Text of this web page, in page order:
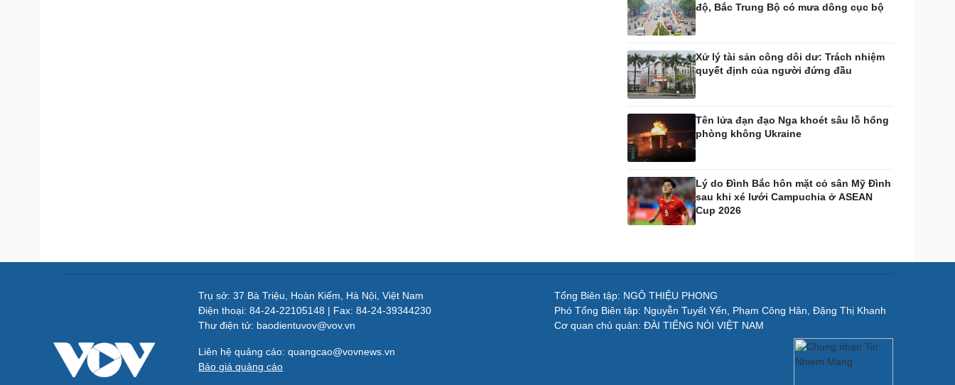
độ, Bắc Trung Bộ có mưa dông cục bộ
Xử lý tài sản công dôi dư: Trách nhiệm
quyết định của người đứng đầu
Tên lửa đạn đạo Nga khoét sâu lỗ hổng
phòng không Ukraine
Lý do Đình Bắc hôn mặt cỏ sân Mỹ Đình
sau khi xé lưới Campuchia ở ASEAN
Cup 2026
Trụ sở: 37 Bà Triệu, Hoàn Kiếm, Hà Nội, Việt Nam
Điện thoại: 84-24-22105148 | Fax: 84-24-39344230
Thư điện tử: baodientuvov@vov.vn
Liên hệ quảng cáo: quangcao@vovnews.vn
Báo giá quảng cáo
Tổng Biên tập: NGÔ THIỆU PHONG
Phó Tổng Biên tập: Nguyễn Tuyết Yến, Phạm Công Hân, Đặng Thị Khanh
Cơ quan chủ quản: ĐÀI TIẾNG NÓI VIỆT NAM